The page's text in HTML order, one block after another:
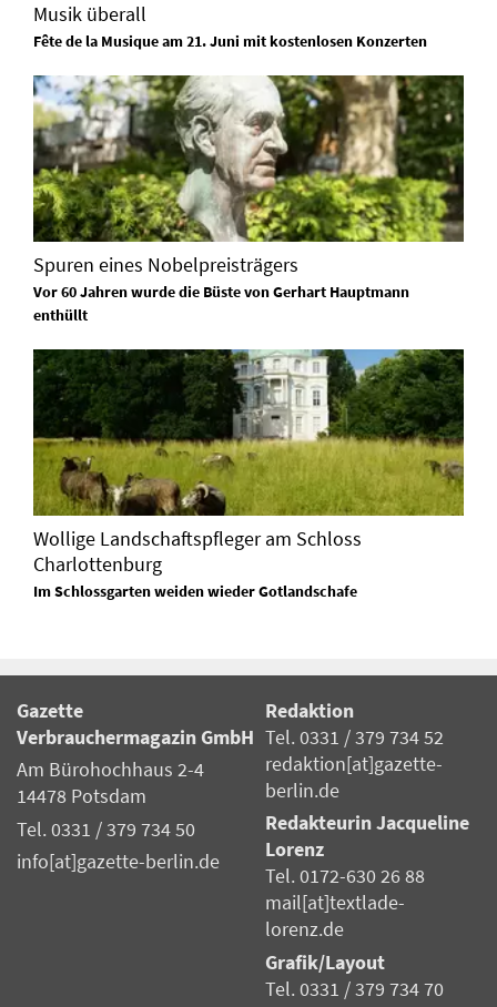
Musik überall
Fête de la Musique am 21. Juni mit kostenlosen Konzerten
Spuren eines Nobelpreisträgers
Vor 60 Jahren wurde die Büste von Gerhart Hauptmann
enthüllt
Wollige Landschaftspfleger am Schloss
Charlottenburg
Im Schlossgarten weiden wieder Gotlandschafe
Gazette
Verbrauchermagazin GmbH
Am Bürohochhaus 2-4
14478 Potsdam
Tel. 0331 / 379 734 50
info[at]gazette-berlin.de
Redaktion
Tel. 0331 / 379 734 52
redaktion[at]gazette-
berlin.de
Redakteurin Jacqueline
Lorenz
Tel. 0172-630 26 88
mail[at]textlade-
lorenz.de
Grafik/Layout
Tel. 0331 / 379 734 70